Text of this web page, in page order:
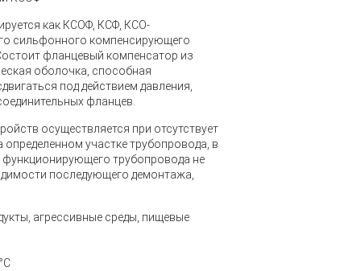
как КСОФ, КСФ, КСО-
сильфонного компенсирующего
фланцевый компенсатор из
оболочка, способная
под действием давления,
фланцев.
осуществляется при отсутствует
участке трубопровода, в
функционирующего трубопровода не
последующего демонтажа,
агрессивные среды, пищевые